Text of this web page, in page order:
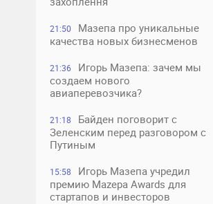
21:50
Мазепа про уникальные
качества новых бизнесменов
21:36
Игорь Мазепа: зачем мы
создаем нового
авиаперевозчика?
21:18
Байден поговорит с
Зеленским перед разговором с
Путиным
15:58
Игорь Мазепа учредил
премию Mazepa Awards для
стартапов и инвесторов